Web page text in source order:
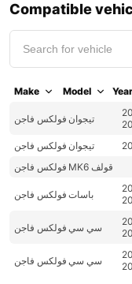
Compatible
Make Model Year
فولكس فاجن تيجوان
فولكس فاجن تيجوان
فولكس فاجن
MK6 قولف
فولكس فاجن باسات
فولكس فاجن سي سي
فولكس فاجن سي سي